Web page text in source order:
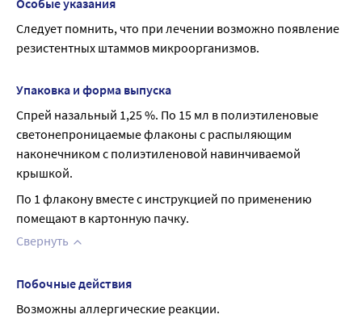
Особые указания
Следует помнить, что при лечении возможно появление
резистентных штаммов микроорганизмов.
Упаковка и форма выпуска
Спрей назальный 1,25 %. По 15 мл в полиэтиленовые
светонепроницаемые флаконы с распыляющим
наконечником с полиэтиленовой навинчиваемой
крышкой.
По 1 флакону вместе с инструкцией по применению
помещают в картонную пачку.
Свернуть
Побочные действия
Возможны аллергические реакции.